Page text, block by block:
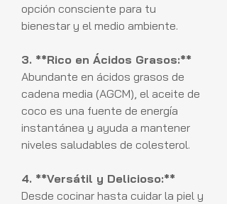
opción consciente para tu
bienestar y el medio ambiente.
3. **Rico en Ácidos Grasos:**
Abundante en ácidos grasos de
cadena media (AGCM), el aceite de
coco es una fuente de energía
instantánea y ayuda a mantener
niveles saludables de colesterol.
4. **Versátil y Delicioso:**
Desde cocinar hasta cuidar la piel y